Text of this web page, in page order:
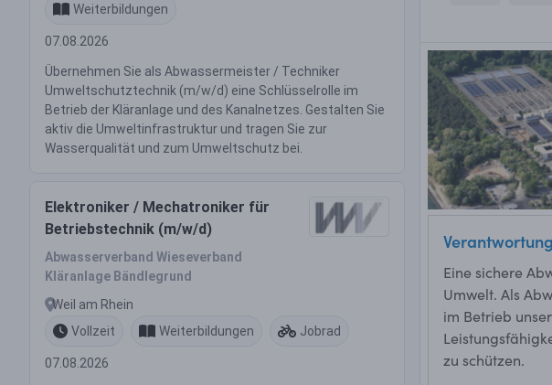
Weiterbildungen
07.08.2026
Übernehmen Sie als Abwassermeister / Techniker
Umweltschutztechnik (m/w/d) eine Schlüsselrolle im
Betrieb der Kläranlage und des Kanalnetzes. Gestalten Sie
aktiv die Umweltinfrastruktur und tragen Sie zur
Wasserqualität und zum Umweltschutz bei.
Elektroniker / Mechatroniker für
Betriebstechnik (m/w/d)
Abwasserverband Wieseverband
Kläranlage Bändlegrund
Weil am Rhein
Vollzeit
Weiterbildungen Jobrad
07.08.2026